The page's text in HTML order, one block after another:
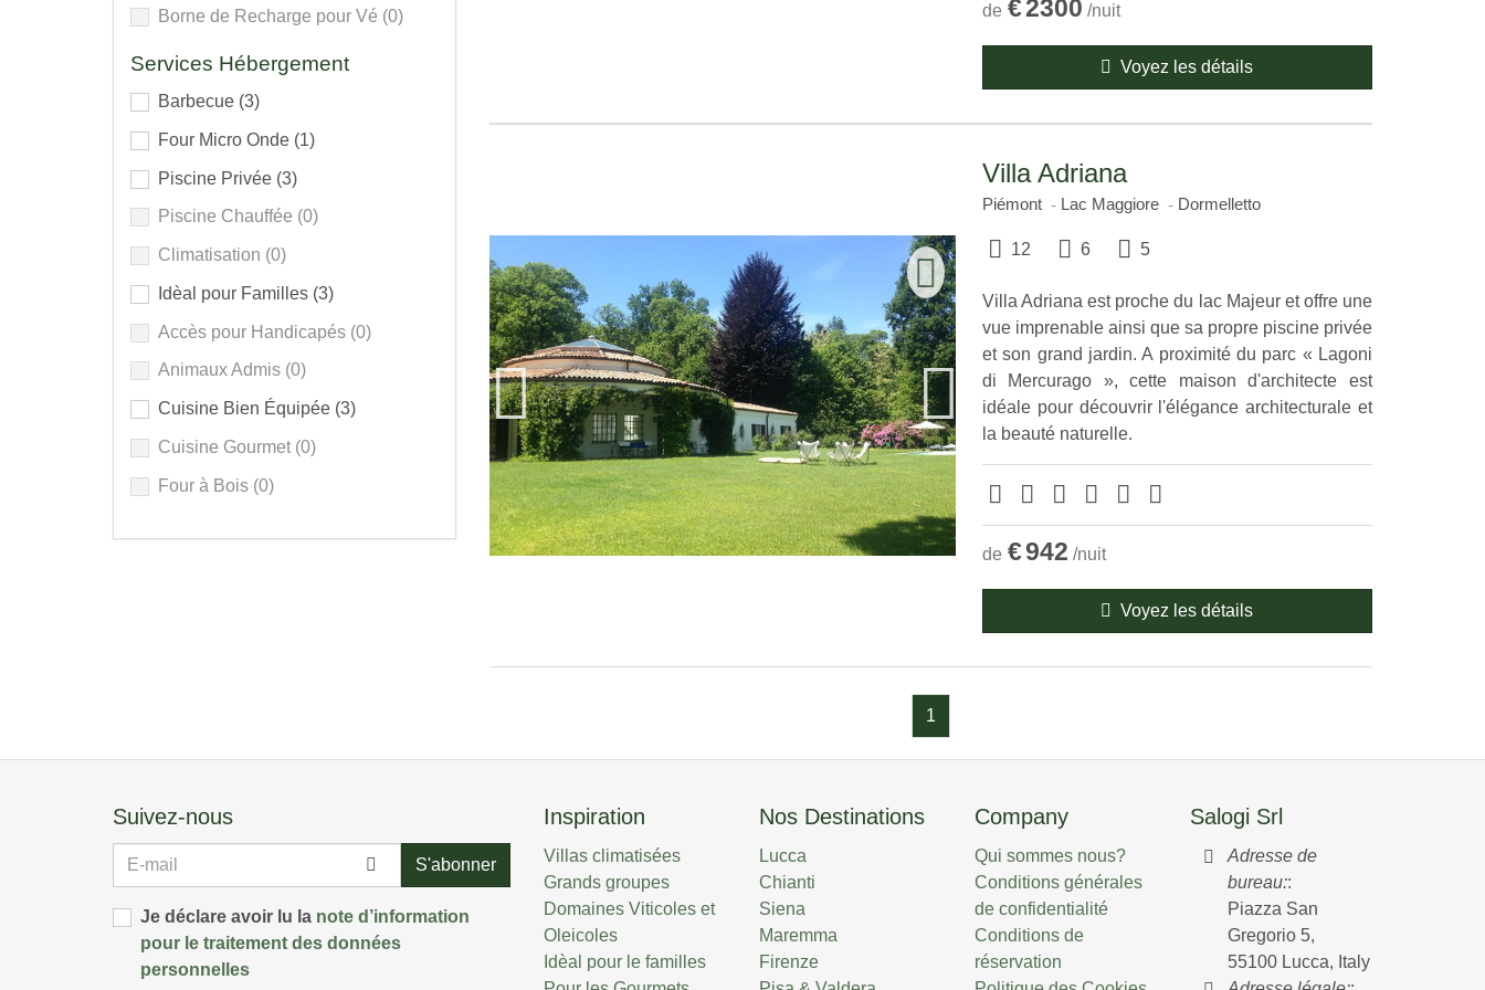
de €2300 /nuit
Voyez les détails
Villa Adriana
Piémont Lac Maggiore Dormelletto
12 6 5
Villa Adriana est proche du lac Majeur et offre une
vue imprenable ainsi que sa propre piscine privée
et son grand jardin. A proximité du parc « Lagoni
di Mercurago », cette maison d'architecte est
idéale pour découvrir l'élégance architecturale et
la beauté naturelle.
de €942 /nuit
Voyez les détails
1
Borne de Recharge pour Vé (0)
Services Hébergement
Barbecue (3)
Four Micro Onde (1)
Piscine Privée (3)
Piscine Chauffée (0)
Climatisation (0)
Idèal pour Familles (3)
Accès pour Handicapés (0)
Animaux Admis (0)
Cuisine Bien Équipée (3)
Cuisine Gourmet (0)
Four à Bois (0)
Suivez-nous
E-
S'abonner
Je déclare avoir lu la note d’information
pour le traitement des données
personnelles
Inspiration
Villas climatisées
Grands groupes
Domaines Viticoles et
Oleicoles
Idèal pour le familles
Nos Destinations
Lucca
Chianti
Siena
Maremma
Firenze
Company
Qui sommes nous?
Conditions générales
de confidentialité
Conditions de
réservation
Salogi Srl
Adresse de
bureau::
Piazza San
Gregorio 5,
55100 Lucca, Italy